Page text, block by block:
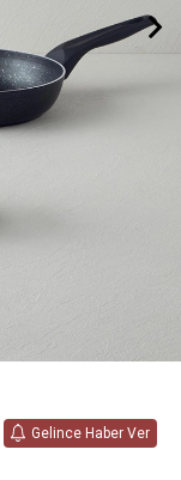
Gelince Haber Ver